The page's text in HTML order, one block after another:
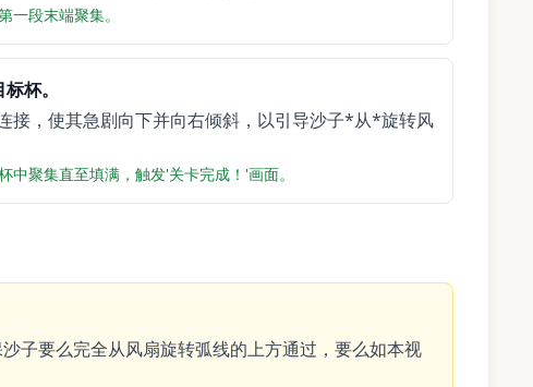
段末端聚集。
杯。
接，使其急剧向下并向右倾斜，以引导沙子*从*旋转风
聚集直至填满，触发'关卡完成！'画面。
子要么完全从风扇旋转弧线的上方通过，要么如本视